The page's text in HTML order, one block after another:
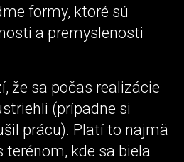
formy, ktoré sú
a premyslenosti
že sa počas realizácie
(prípadne si
prácu). Platí to najmä
kde sa biela